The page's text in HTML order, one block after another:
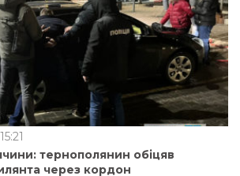
тернополянин обіцяв
через кордон